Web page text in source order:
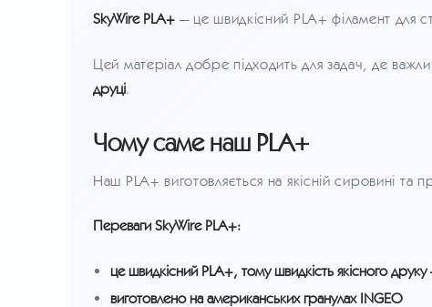
SkyWire PLA+ — це швидкісний PLA+ філамент для
Цей матеріал добре підходить для задач, де
друці.
Чому саме наш PLA+
Наш PLA+ виготовляється на якісній сировині
Переваги SkyWire PLA+:
це швидкісний PLA+, тому швидкість якісного
виготовлено на американських гранулах INGEO